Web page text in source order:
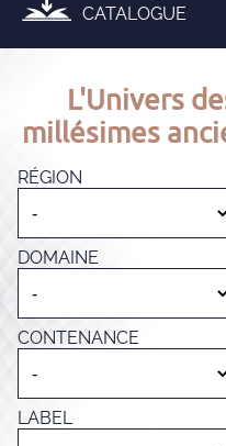
CATALOGUE
L'Univers
millésimes
RÉGION
DOMAINE
CONTENANCE
LABEL